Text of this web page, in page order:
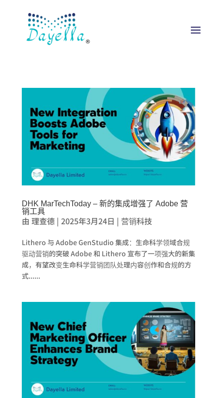
DHK MarTechToday – 新的集成增强了 Adobe 营
销工具
由 理查德| 2025年3月24日 | 营销科技
Lithero 与 Adobe GenStudio 集成：生命科学领域合规
驱动营销的突破 Adobe 和 Lithero 宣布了一项强大的新集
成，有望改变生命科学营销团队处理内容创作和合规的方
式......